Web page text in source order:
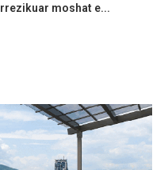
rrezikuar moshat e...